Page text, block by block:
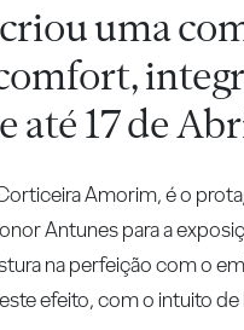
uma
até 17 de
Amorim, é o
Antunes para a
na perfeição com o
efeito, com o intuito